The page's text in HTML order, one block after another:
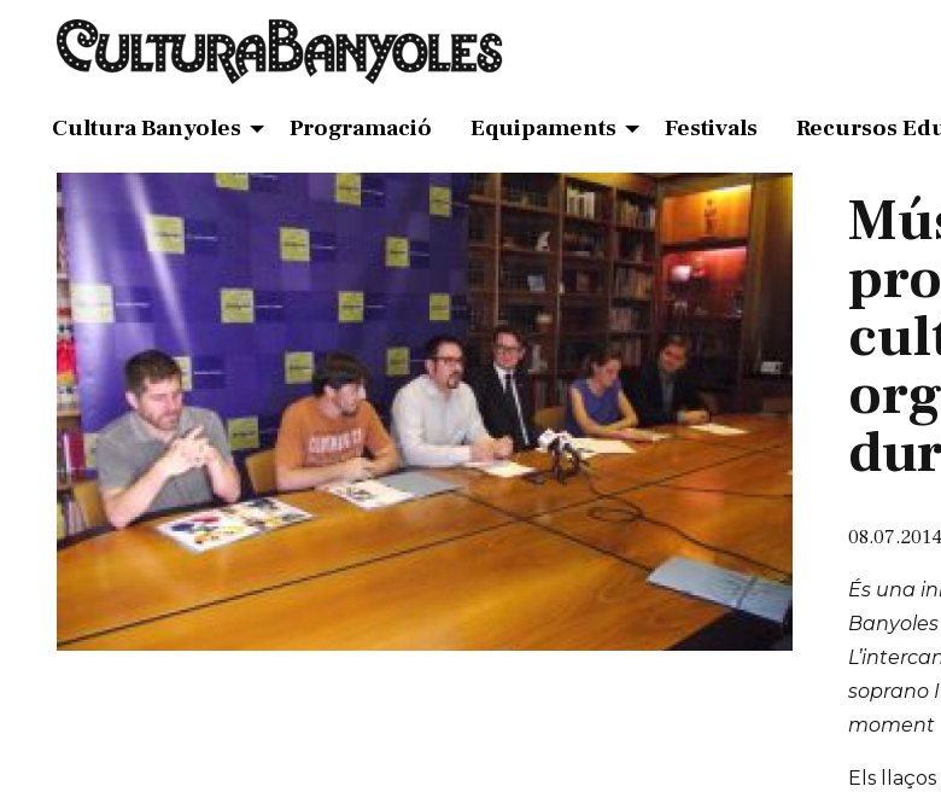
Cultura Banyoles Programació Equipaments Festivals Recursos
08.07.2014
És una
soprano
moment
Els